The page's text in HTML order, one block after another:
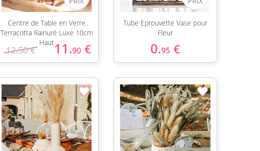
Centre de Table en Verre
Terracotta Rainuré Luxe 10cm
Haut
12.50 € 11.90 €
Tube Eprouvette Vase pour
Fleur
0.95 €